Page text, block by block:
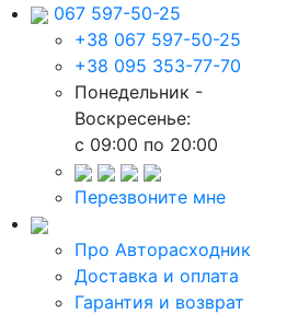
067 597-50-25
+38 067 597-50-25
+38 095 353-77-70
Понедельник -
Воскресенье:
c 09:00 по 20:00
Перезвоните мне
Про Авторасходник
Доставка и оплата
Гарантия и возврат